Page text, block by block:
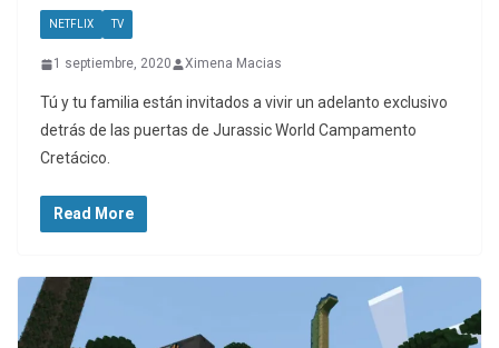
NETFLIX TV
1 septiembre, 2020 Ximena Macias
Tú y tu familia están invitados a vivir un adelanto exclusivo
detrás de las puertas de Jurassic World Campamento
Cretácico.
Read More